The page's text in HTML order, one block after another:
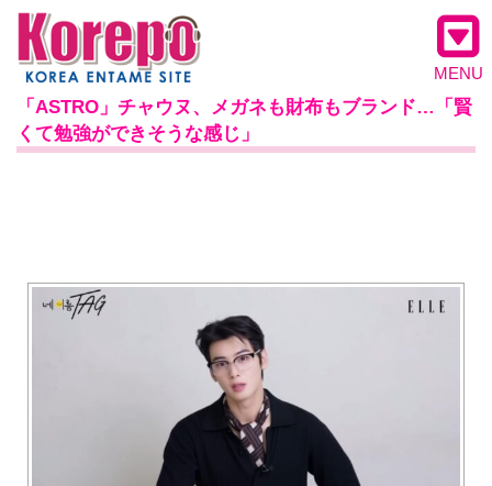
MENU
「ASTRO」チャウヌ、メガネも財布もブランド…「賢
くて勉強ができそうな感じ」